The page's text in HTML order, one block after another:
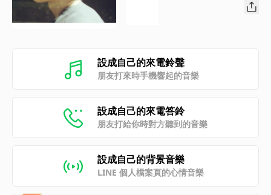
設成自己的來電鈴聲
朋友打來時手機響起的音樂
設成自己的來電答鈴
朋友打給你時對方聽到的音樂
設成自己的背景音樂
LINE 個人檔案頁的心情音樂